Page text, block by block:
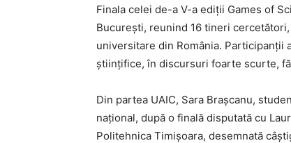
Finala celei de-a V-a ediții Games of
București, reunind 16 tineri
universitare din România. Participanții
științifice, în discursuri foarte scurte,
Din partea UAIC, Sara Brașcanu,
național, după o finală disputată cu
Politehnica Timișoara, desemnată